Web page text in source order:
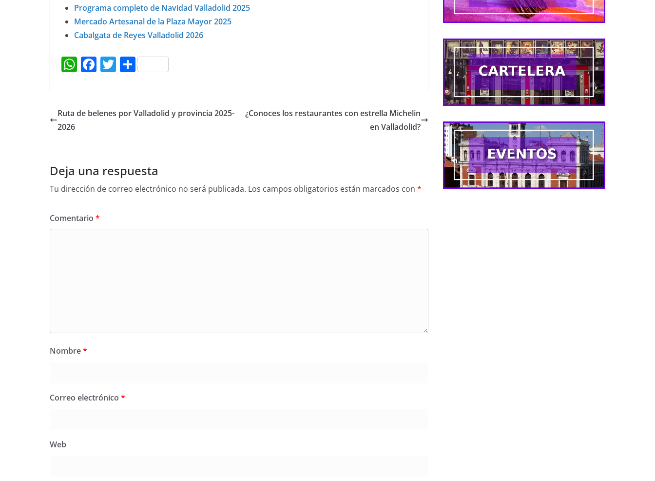
Programa completo de Navidad Valladolid 2025
Mercado Artesanal de la Plaza Mayor 2025
Cabalgata de Reyes Valladolid 2026
W
s
F
e
k
T
er
C
p
Ruta de belenes por Valladolid y provincia 2025-
2026
¿Conoces los restaurantes con estrella Michelin
en Valladolid?
Deja una respuesta
Tu dirección de correo electrónico no será publicada. Los campos obligatorios están marcados con *
Comentario *
Nombre*
Correo electrónico *
Web